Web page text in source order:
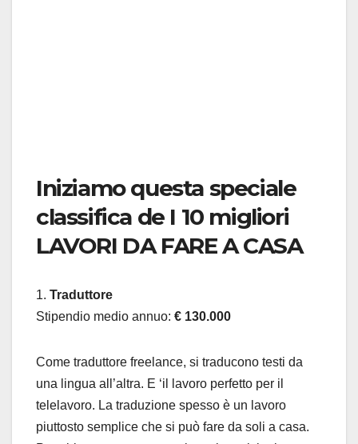
Iniziamo questa speciale
classifica de I 10 migliori
LAVORI DA FARE A CASA
1. Traduttore
Stipendio medio annuo: € 130.000
Come traduttore freelance, si traducono testi da
una lingua all’altra. E ‘il lavoro perfetto per il
telelavoro. La traduzione spesso è un lavoro
piuttosto semplice che si può fare da soli a casa.